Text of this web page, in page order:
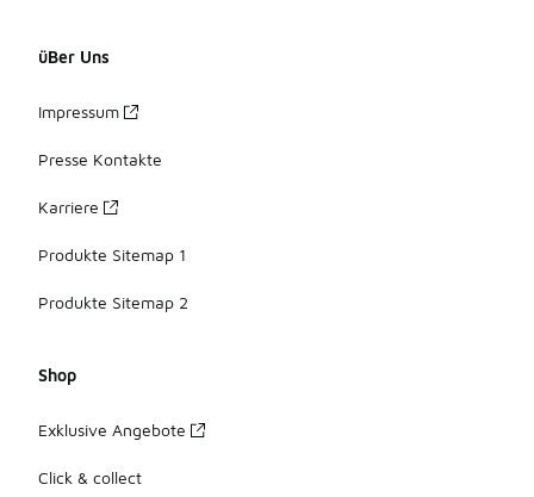
üBer Uns
Impressum
Presse Kontakte
Karriere
Produkte Sitemap 1
Produkte Sitemap 2
Shop
Exklusive Angebote
Click & collect